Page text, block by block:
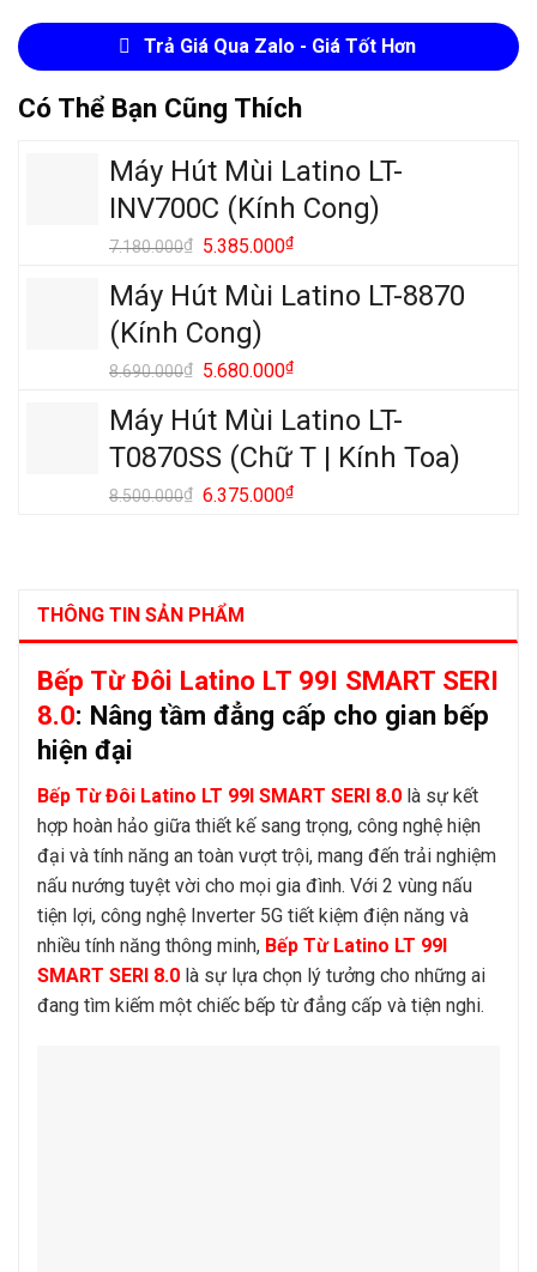
Trả Giá Qua Zalo - Giá Tốt Hơn
Có Thể Bạn Cũng Thích
Máy Hút Mùi Latino LT-
INV700C (Kính Cong)
7.180.000₫ Giá
là:
7.180.000₫.
5.385.000₫Giá
tại
Máy Hút Mùi Latino LT-8870
(Kính Cong)
8.690.000₫ Giá
là:
8.690.000₫.
5.680.000₫Giá
tại
là:
5.680.000₫.
Máy Hút Mùi Latino LT-
T0870SS (Chữ T | Kính Toa)
8.500.000₫ Giá
6.375.000₫Giá
THÔNG TIN SẢN PHẨM
Bếp Từ Đôi Latino LT 99I SMART SERI
8.0: Nâng tầm đẳng cấp cho gian bếp
hiện đại
Bếp Từ Đôi Latino LT 99I SMART SERI 8.0 là sự kết
hợp hoàn hảo giữa thiết kế sang trọng, công nghệ hiện
đại và tính năng an toàn vượt trội, mang đến trải nghiệm
nấu nướng tuyệt vời cho mọi gia đình. Với 2 vùng nấu
tiện lợi, công nghệ Inverter 5G tiết kiệm điện năng và
nhiều tính năng thông minh, Bếp Từ Latino LT 99I
SMART SERI 8.0 là sự lựa chọn lý tưởng cho những ai
đang tìm kiếm một chiếc bếp từ đẳng cấp và tiện nghi.